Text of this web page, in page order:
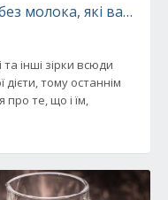
молока, які варто
інші зірки всюди
тому останнім
те, що і їм,